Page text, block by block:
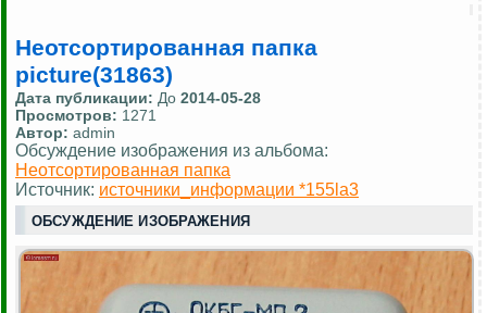
Неотсортированная папка
picture(31863)
Дата публикации: До 2014-05-28
Просмотров: 1271
Автор: admin
Обсуждение изображения из альбома:
Неотсортированная папка
Источник: источники_информации *155la3
ОБСУЖДЕНИЕ ИЗОБРАЖЕНИЯ